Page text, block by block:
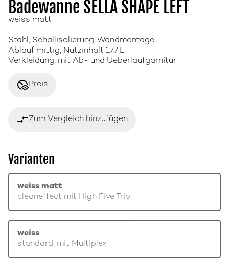
Badewanne SELLA SHAPE LEFT
weiss matt
Stahl, Schallisolierung, Wandmontage
Ablauf mittig, Nutzinhalt 177 L
Verkleidung, mit Ab- und Ueberlaufgarnitur
disabled_visiblePreis
compare_arrowsZum Vergleich hinzufügen
Varianten
weiss matt
cleaneffect mit High Five Trio
weiss
standard, mit Multiplex